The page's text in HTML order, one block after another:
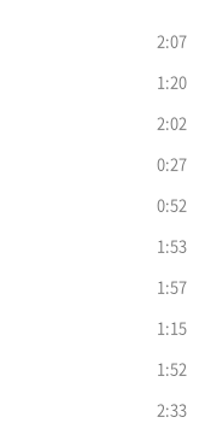
2:07
1:20
2:02
0:27
0:52
1:53
1:57
1:15
1:52
2:33